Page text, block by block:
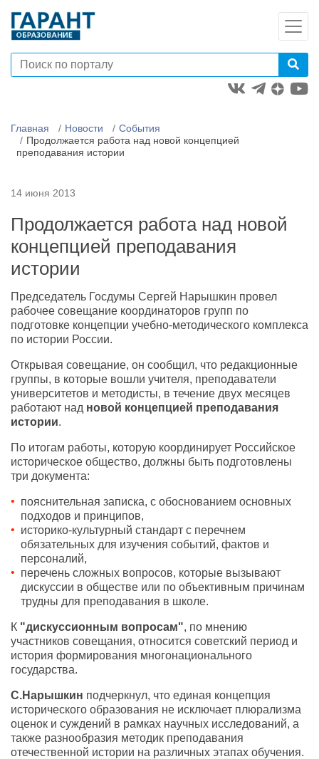
Главная Новости
События
Продолжается работа над новой концепцией
преподавания истории
14 июня 2013
Продолжается работа над новой
концепцией преподавания
истории
Председатель Госдумы Сергей Нарышкин провел
рабочее совещание координаторов групп по
подготовке концепции учебно-методического комплекса
по истории России.
Открывая совещание, он сообщил, что редакционные
группы, в которые вошли учителя, преподаватели
университетов и методисты, в течение двух месяцев
работают над новой концепцией преподавания
истории.
По итогам работы, которую координирует Российское
историческое общество, должны быть подготовлены
три документа:
пояснительная записка, с обоснованием основных
подходов и принципов,
историко-культурный стандарт с перечнем
обязательных для изучения событий, фактов и
персоналий,
перечень сложных вопросов, которые вызывают
дискуссии в обществе или по объективным причинам
трудны для преподавания в школе.
К "дискуссионным вопросам", по мнению
участников совещания, относится советский период и
история формирования многонационального
государства.
С.Нарышкин подчеркнул, что единая концепция
исторического образования не исключает плюрализма
оценок и суждений в рамках научных исследований, а
также разнообразия методик преподавания
отечественной истории на различных этапах обучения.